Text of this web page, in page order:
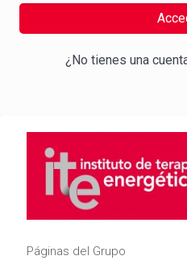
¿No tienes una
Páginas del Grupo